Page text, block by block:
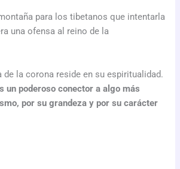
para los tibetanos que intentarla
una ofensa al reino de la
de la corona reside en su espiritualidad.
un poderoso conector a algo más
por su grandeza y por su carácter